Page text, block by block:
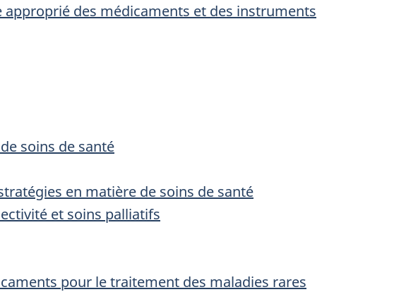
des médicaments et des instruments
soins de santé
en matière de soins de santé
et soins palliatifs
pour le traitement des maladies rares